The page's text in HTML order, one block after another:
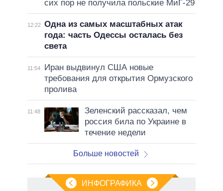
сих пор не получила польские МиГ-29
12:22 Одна из самых масштабных атак
года: часть Одессы осталась без
света
11:54
Иран выдвинул США новые
требования для открытия Ормузского
пролива
11:48
Зеленский рассказал, чем
россия била по Украине в
течение недели
Больше новостей
ИНФОГРАФИКА